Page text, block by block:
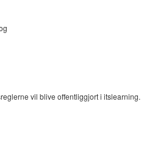
vil blive offentliggjort i itslearning.